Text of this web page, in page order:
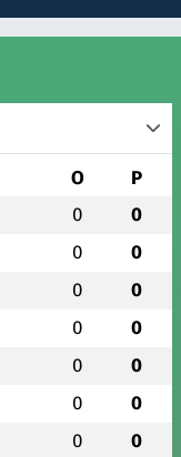
O P
0 0
0 0
0 0
0 0
0 0
0 0
0 0